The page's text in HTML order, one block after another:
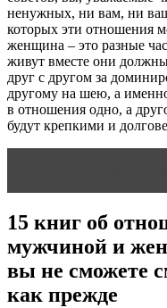
ненужных, ни вам, ни
которых эти отношения
женщина – это разные
живут вместе они
друг с другом за
другому на шею, а
в отношения одно, а
будут крепкими и
15 книг об
мужчиной и
вы не сможете
как прежде